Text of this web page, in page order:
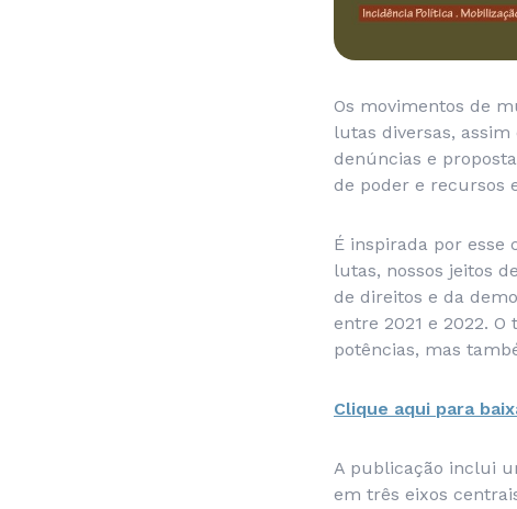
Os movimentos de
lutas diversas,
denúncias e
de poder e recursos
É inspirada por esse
lutas, nossos jeitos
de direitos e da
entre 2021 e 2022.
potências, mas
Clique aqui para
A publicação inclui
em três eixos